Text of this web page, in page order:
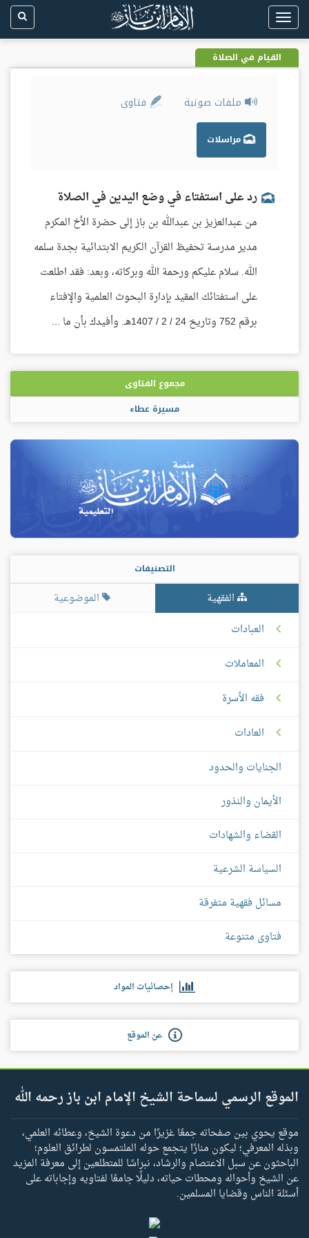
Toggle
navigation
القيام في الصلاة
ملفات صوتية فتاوى
مراسلات
رد على استفتاء في وضع اليدين في الصلاة
من عبدالعزيز بن عبدالله بن باز إلى حضرة الأخ المكرم
مدير مدرسة تحفيظ القرآن الكريم الابتدائية بجدة سلمه
الله. سلام عليكم ورحمة الله وبركاته، وبعد: فقد اطلعت
على استفتائك المقيد بإدارة البحوث العلمية والإفتاء
برقم 752 وتاريخ 24 / 2 / 1407هـ. وأفيدك بأن ما ...
مجموع الفتاوى
مسيرة عطاء
التصنيفات
الفقهية
الموضوعية
العبادات
المعاملات
فقه الأسرة
العادات
الجنايات والحدود
الأيمان والنذور
القضاء والشهادات
السياسة الشرعية
مسائل فقهية متفرقة
فتاوى متنوعة
إحصائيات المواد
عن الموقع
الموقع الرسمي لسماحة الشيخ الإمام ابن باز رحمه الله
موقع يحوي بين صفحاته جمعًا غزيرًا من دعوة الشيخ، وعطائه العلمي،
وبذله المعرفي؛ ليكون منارًا يتجمع حوله الملتمسون لطرائق العلوم؛
الباحثون عن سبل الاعتصام والرشاد، نبراسًا للمتطلعين إلى معرفة المزيد
عن الشيخ وأحواله ومحطات حياته، دليلًا جامعًا لفتاويه وإجاباته على
أسئلة الناس وقضايا المسلمين.